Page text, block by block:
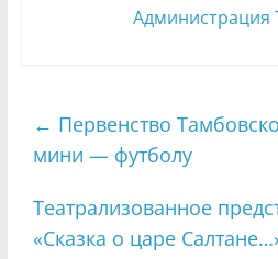
Администрация
← Первенство
мини — футболу
Театрализованное
«Сказка о царе